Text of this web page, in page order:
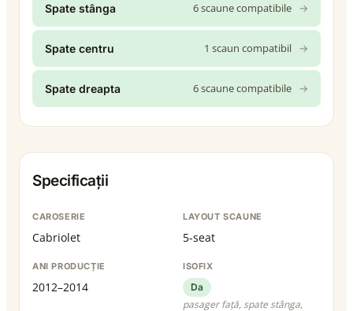
Spate stânga 6 scaune compatibile →
Spate centru 1 scaun compatibil →
Spate dreapta 6 scaune compatibile →
Specificații
CAROSERIE
Cabriolet
LAYOUT SCAUNE
5-seat
ANI PRODUCȚIE
2012–2014
ISOFIX
Da
pasager față, spate stânga,